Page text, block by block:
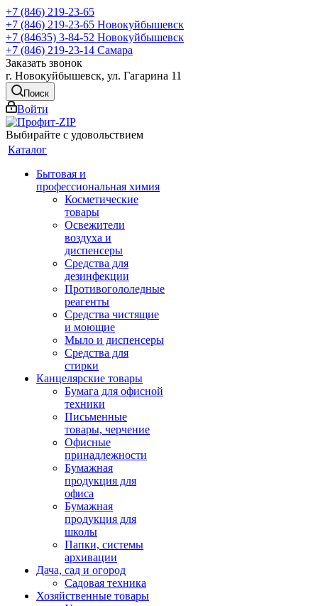
+7 (846) 219-23-65
+7 (846) 219-23-65 Новокуйбышевск
+7 (84635) 3-84-52 Новокуйбышевск
+7 (846) 219-23-14 Самара
Заказать звонок
г. Новокуйбышевск, ул. Гагарина 11
Поиск
Войти
Выбирайте с удовольствием
Каталог
Бытовая и
профессиональная химия
Косметические
товары
Освежители
воздуха и
диспенсеры
Средства для
дезинфекции
Противогололедные
реагенты
Средства чистящие
и моющие
Мыло и диспенсеры
Средства для
стирки
Канцелярские товары
Бумага для офисной
техники
Письменные
товары, черчение
Офисные
принадлежности
Бумажная
продукция для
офиса
Бумажная
продукция для
школы
Папки, системы
архивации
Дача, сад и огород
Садовая техника
Хозяйственные товары